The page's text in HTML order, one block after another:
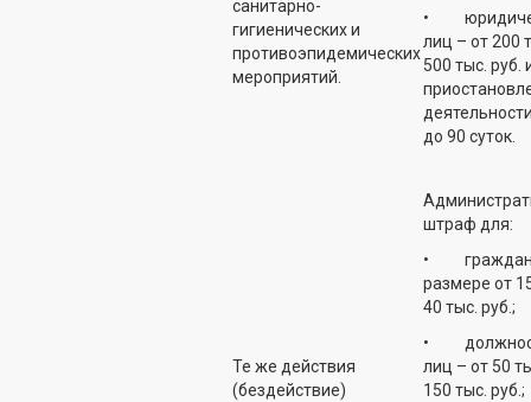
санитарно-
гигиенических и
противоэпидемических
мероприятий.
•
лиц – от 200
500 тыс. руб.
до 90 суток.
Те же действия
(бездействие)
штраф для:
• граждан
размере от
40 тыс. руб.;
•
лиц – от 50
150 тыс. руб.;